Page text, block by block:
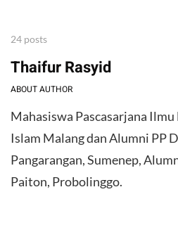
24 posts
Thaifur Rasyid
ABOUT AUTHOR
Mahasiswa Pascasarjana
Islam Malang dan Alumni PP
Pangarangan, Sumenep,
Paiton, Probolinggo.